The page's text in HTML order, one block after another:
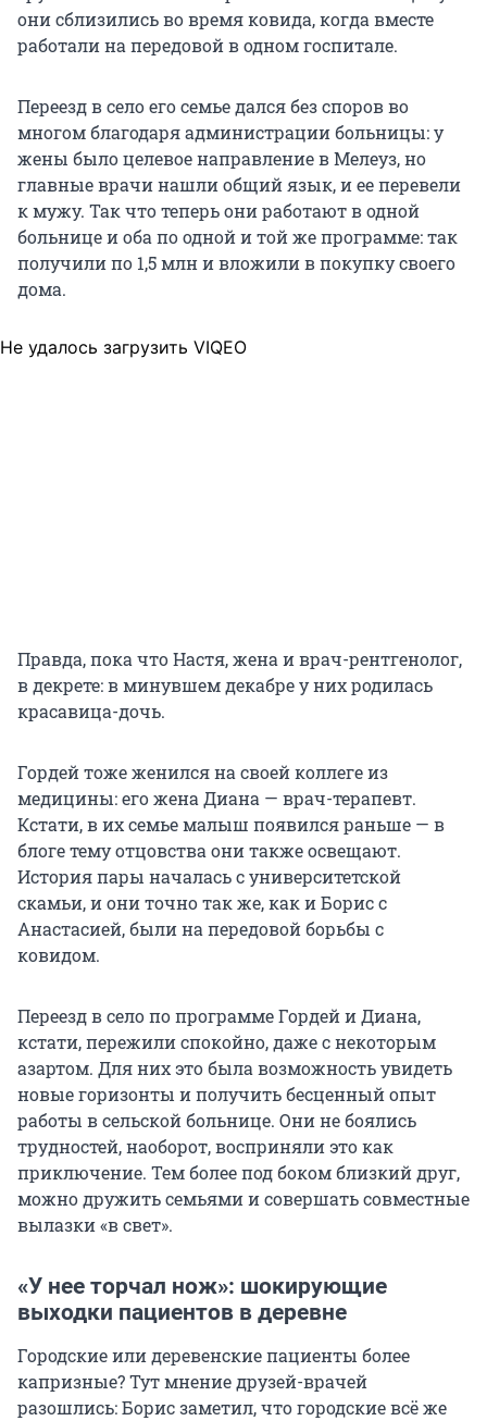
они сблизились во время ковида, когда вместе
работали на передовой в одном госпитале.
Переезд в село его семье дался без споров во
многом благодаря администрации больницы: у
жены было целевое направление в Мелеуз, но
главные врачи нашли общий язык, и ее перевели
к мужу. Так что теперь они работают в одной
больнице и оба по одной и той же программе: так
получили по 1,5 млн и вложили в покупку своего
дома.
Не удалось загрузить VIQEO
Правда, пока что Настя, жена и врач-рентгенолог,
в декрете: в минувшем декабре у них родилась
красавица-дочь.
Гордей тоже женился на своей коллеге из
медицины: его жена Диана — врач-терапевт.
Кстати, в их семье малыш появился раньше — в
блоге тему отцовства они также освещают.
История пары началась с университетской
скамьи, и они точно так же, как и Борис с
Анастасией, были на передовой борьбы с
ковидом.
Переезд в село по программе Гордей и Диана,
кстати, пережили спокойно, даже с некоторым
азартом. Для них это была возможность увидеть
новые горизонты и получить бесценный опыт
работы в сельской больнице. Они не боялись
трудностей, наоборот, восприняли это как
приключение. Тем более под боком близкий друг,
можно дружить семьями и совершать совместные
вылазки «в свет».
«У нее торчал нож»: шокирующие
выходки пациентов в деревне
Городские или деревенские пациенты более
капризные? Тут мнение друзей-врачей
разошлись: Борис заметил, что городские всё же